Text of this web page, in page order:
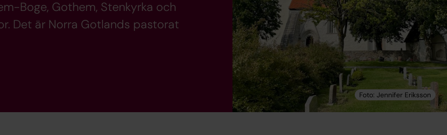
Boge, Gothem, Stenkyrka och
Det är Norra Gotlands pastorat